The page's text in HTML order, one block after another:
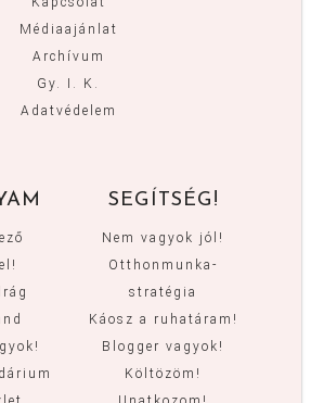
Médiaajánlat
Archívum
Gy. I. K.
Adatvédelem
SEGÍTSÉG!
Nem vagyok jól!
Otthonmunka-
stratégia
Káosz a ruhatáram!
Blogger vagyok!
Költözöm!